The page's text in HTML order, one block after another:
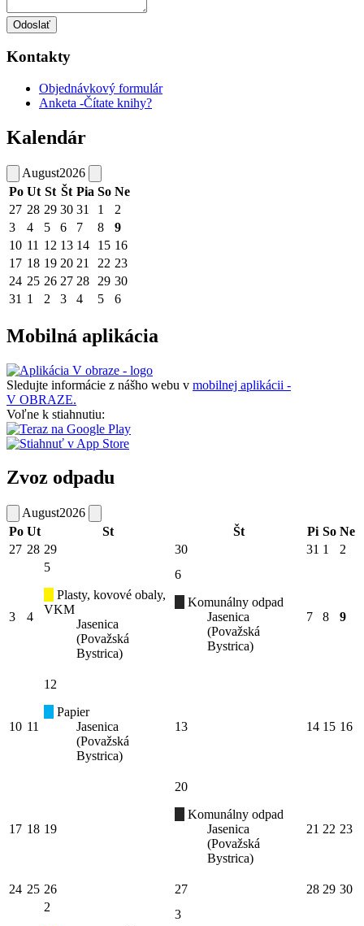
Odoslať
Kontakty
Objednávkový formulár
Anketa -Čítate knihy?
Kalendár
August2026
Po Ut St Št Pia So Ne
27 28 29 30 31 1
2
3
4 5 6 7 8
9
10 11 12 13 14 15 16
17 18 19 20 21 22 23
24 25 26 27 28 29 30
31 1 2 3 4 5 6
Mobilná aplikácia
Sledujte informácie z nášho webu v mobilnej aplikácii -
V OBRAZE.
Voľne k stiahnutiu:
Zvoz odpadu
August2026
Po Ut St Št Pi So Ne
27 28 29 30 31 1 2
3 4
5
Plasty, kovové obaly,
VKM
Jasenica
(Považská
Bystrica)
6
Komunálny odpad
Jasenica
(Považská
Bystrica)
7 8 9
10 11
12
Papier
Jasenica
(Považská
Bystrica)
13 14 15 16
17 18 19
20
Komunálny odpad
Jasenica
(Považská
Bystrica)
21 22 23
24 25 26 27 28 29 30
2
3